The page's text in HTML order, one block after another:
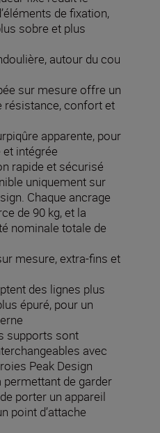
de fixation,
sobre et plus
autour du cou
sur mesure offre un
résistance, confort et
apparente, pour
intégrée
rapide et sécurisé
uniquement sur
Chaque ancrage
de 90 kg, et la
nominale totale de
mesure, extra-fins et
des lignes plus
épuré, pour un
supports sont
avec
Peak Design
de garder
porter un appareil
point d’attache